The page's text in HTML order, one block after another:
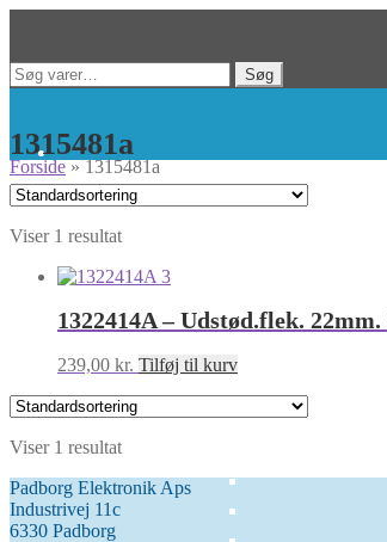
Spring
navigation
Spring
indhold
Søg
Søg
Forside»1315481a
1315481a
Viser 1 resultat
1322414A – Udstød.flek.
239,00 kr. Tilføj til kurv
Viser 1 resultat
Padborg Elektronik Aps
Industrivej 11c
6330 Padborg